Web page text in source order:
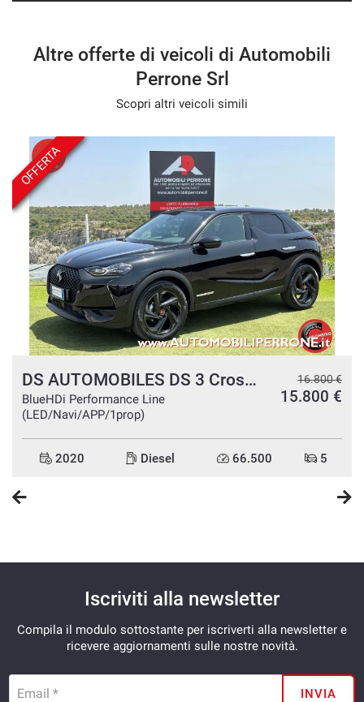
Altre offerte di veicoli di Automobili
Perrone Srl
Scopri altri veicoli simili
OFFERTA
DS AUTOMOBILES DS 3 Crossback
BlueHDi Performance Line
(LED/Navi/APP/1prop)
16.800 €
15.800 €
2020 Diesel 66.500 5
Iscriviti alla newsletter
Compila il modulo sottostante per iscriverti alla newsletter e
ricevere aggiornamenti sulle nostre novità.
Email * INVIA